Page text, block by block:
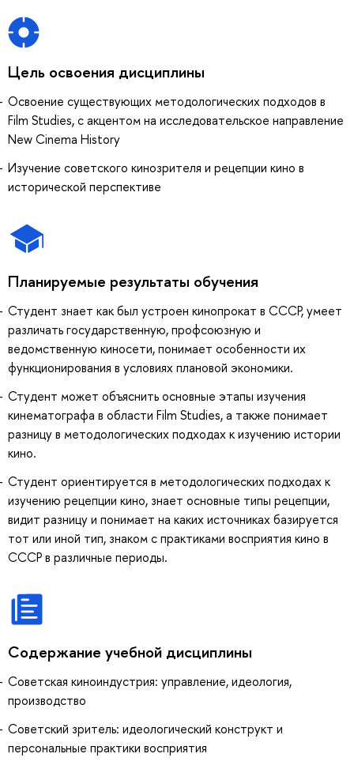
Цель освоения дисциплины
Освоение существующих методологических подходов в
Film Studies, с акцентом на исследовательское направление
New Cinema History
Изучение советского кинозрителя и рецепции кино в
исторической перспективе
Планируемые результаты обучения
Студент знает как был устроен кинопрокат в СССР, умеет
различать государственную, профсоюзную и
ведомственную киносети, понимает особенности их
функционирования в условиях плановой экономики.
Студент может объяснить основные этапы изучения
кинематографа в области Film Studies, а также понимает
разницу в методологических подходах к изучению истории
кино.
Студент ориентируется в методологических подходах к
изучению рецепции кино, знает основные типы рецепции,
видит разницу и понимает на каких источниках базируется
тот или иной тип, знаком с практиками восприятия кино в
СССР в различные периоды.
Содержание учебной дисциплины
Советская киноиндустрия: управление, идеология,
производство
Советский зритель: идеологический конструкт и
персональные практики восприятия